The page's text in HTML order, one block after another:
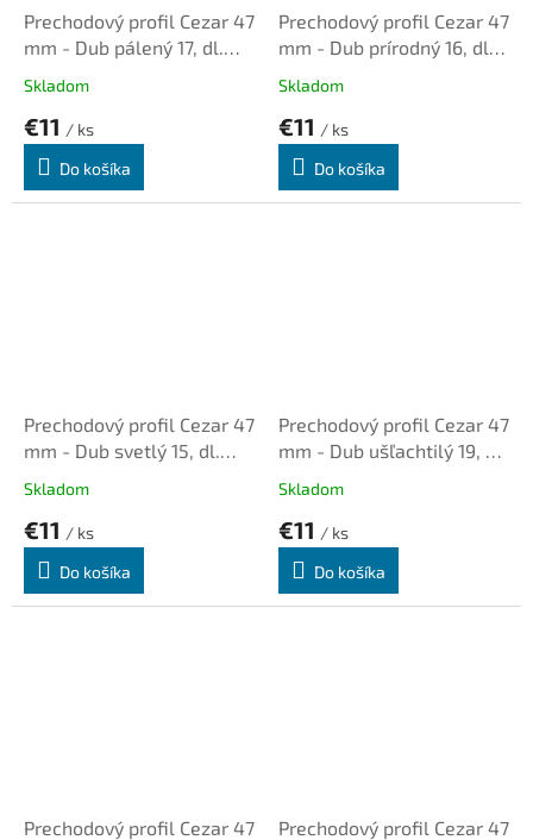
Prechodový profil Cezar 47
mm - Dub pálený 17, dl.
narážací oblý
Skladom
€11 / ks
Do košíka
Prechodový profil Cezar 47
mm - Dub prírodný 16, dl.
narážací oblý
Skladom
€11 / ks
Do košíka
Prechodový profil Cezar 47
mm - Dub svetlý 15, dl.
narážací oblý
Skladom
€11 / ks
Do košíka
Prechodový profil Cezar 47
mm - Dub ušľachtilý 19, dl.
narážací oblý
Skladom
€11 / ks
Do košíka
Prechodový profil Cezar 47
Prechodový profil Cezar 47